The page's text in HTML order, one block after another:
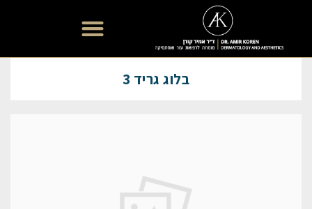
בלוג גריד 3